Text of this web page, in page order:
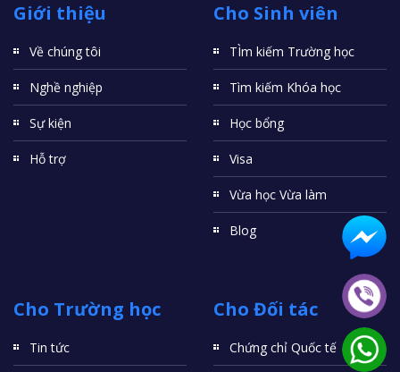
Giới thiệu
Về chúng tôi
Nghề nghiệp
Sự kiện
Hỗ trợ
Cho Sinh viên
TÌm kiếm Trường học
Tìm kiếm Khóa học
Học bổng
Visa
Vừa học Vừa làm
Blog
Cho Trường học
Tin tức
Cho Đối tác
Chứng chỉ Quốc tế